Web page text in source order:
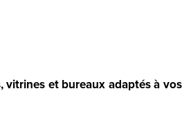
vitrines et bureaux adaptés à vos